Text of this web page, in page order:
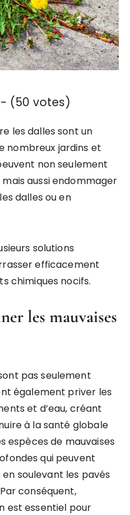
(50 votes)
les dalles sont un
nombreux jardins et
non seulement
aussi endommager
dalles ou en
solutions
efficacement
chimiques nocifs.
les mauvaises
pas seulement
également priver les
et d’eau, créant
à la santé globale
espèces de mauvaises
qui peuvent
soulevant les pavés
conséquent,
est essentiel pour